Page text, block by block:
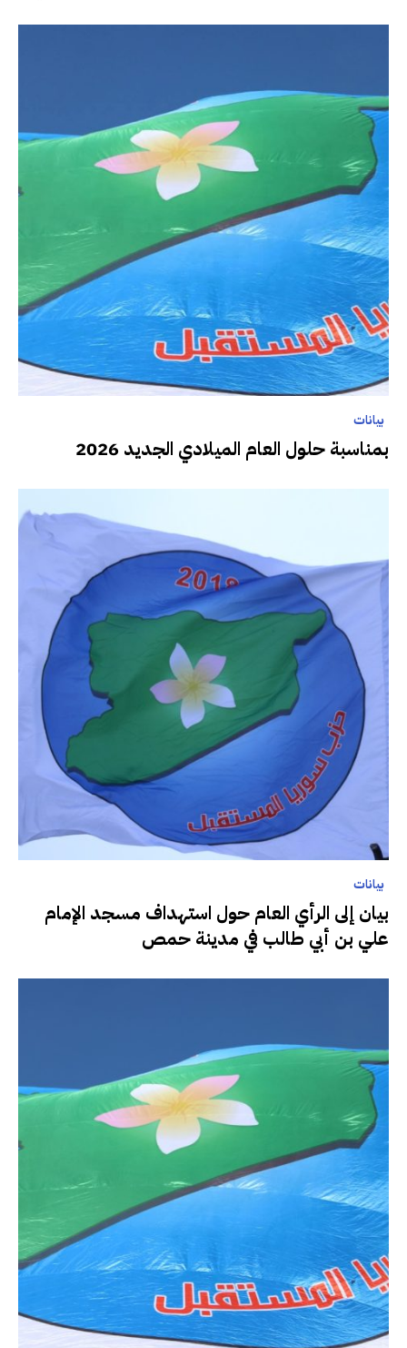
بيانات
بمناسبة حلول العام الميلادي الجديد 2026
بيانات
بيان إلى الرأي العام حول استهداف مسجد الإمام
علي بن أبي طالب في مدينة حمص